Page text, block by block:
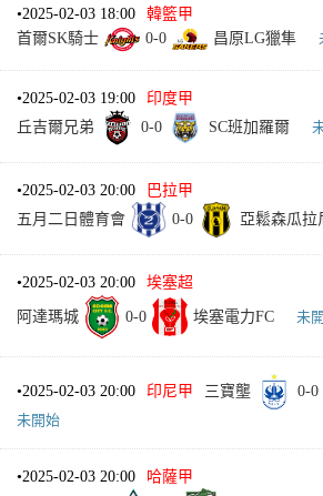
•2025-02-03 18:00
韓籃甲
首爾SK騎士
0-0 昌原LG獵隼
•2025-02-03 19:00
印度甲
丘吉爾兄弟
0-0 SC班加羅爾
•2025-02-03 20:00
巴拉甲
五月二日體育會
0-0 亞鬆森瓜拉
•2025-02-03 20:00 埃塞超
阿達瑪城 0-0 埃塞電力FC 未
•2025-02-03 20:00 印尼甲 三寶壟 0-0
未開始
•2025-02-03 20:00
哈薩甲